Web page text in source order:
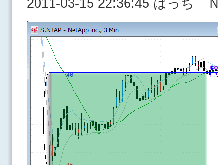
2011-03-15 22:36:45 はっち